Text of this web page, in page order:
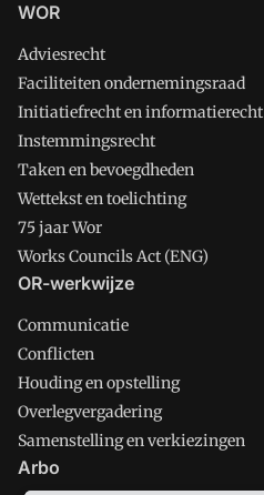
WOR
Adviesrecht
Faciliteiten ondernemingsraad
Initiatiefrecht en informatierecht
Instemmingsrecht
Taken en bevoegdheden
Wettekst en toelichting
75 jaar Wor
Works Councils Act (ENG)
OR-werkwijze
Communicatie
Conflicten
Houding en opstelling
Overlegvergadering
Samenstelling en verkiezingen
Arbo